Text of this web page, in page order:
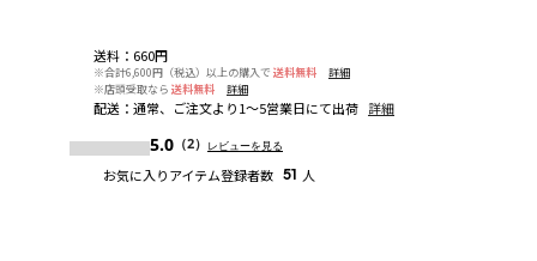
送料 ： 660円
※合計6,600円（税込）以上の購入で 送料無料
詳細
※店頭受取なら 送料無料 詳細
配送 ： 通常、ご注文より1～5営業日にて出荷 詳細
5.0 （2） レビューを見る
お気に入りアイテム登録者数 51 人